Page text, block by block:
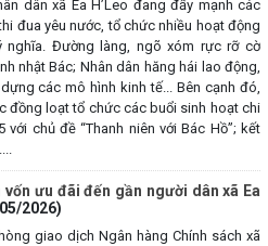
dân xã Ea H’Leo đang đẩy mạnh các
đua yêu nước, tổ chức nhiều hoạt động
nghĩa. Đường làng, ngõ xóm rực rỡ cờ
nhật Bác; Nhân dân hăng hái lao động,
các mô hình kinh tế... Bên cạnh đó,
đồng loạt tổ chức các buổi sinh hoạt chi
chủ đề “Thanh niên với Bác Hồ”; kết
vốn ưu đãi đến gần người dân xã Ea
2026)
giao dịch Ngân hàng Chính sách xã